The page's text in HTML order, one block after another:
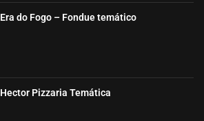
Era do Fogo – Fondue temático
Hector Pizzaria Temática